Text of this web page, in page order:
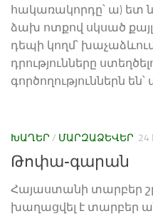
հակառակորդը՝ ա) ետ
ձախ ոտքով սկսած
դեպի կողմ՝
դրությունները
գործողություններն
ԽԱՂԵՐ / ՄԱՐԶԱՁԵՎԵՐ 24
Թոփա-գարան
Հայաստանի տարբեր
խաղացվել է տարբեր